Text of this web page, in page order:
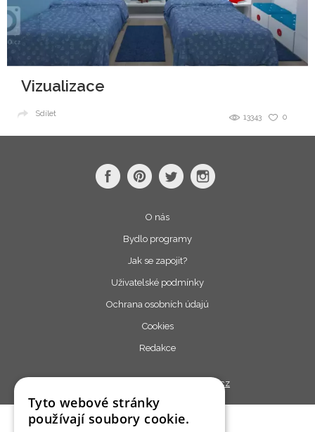
Vizualizace
0
13343
Sdílet
O nás
Bydlo programy
Jak se zapojit?
Uživatelské podmínky
Ochrana osobních údajú
Cookies
Redakce
Bydlo.cz
Tyto webové stránky
používají soubory cookie.